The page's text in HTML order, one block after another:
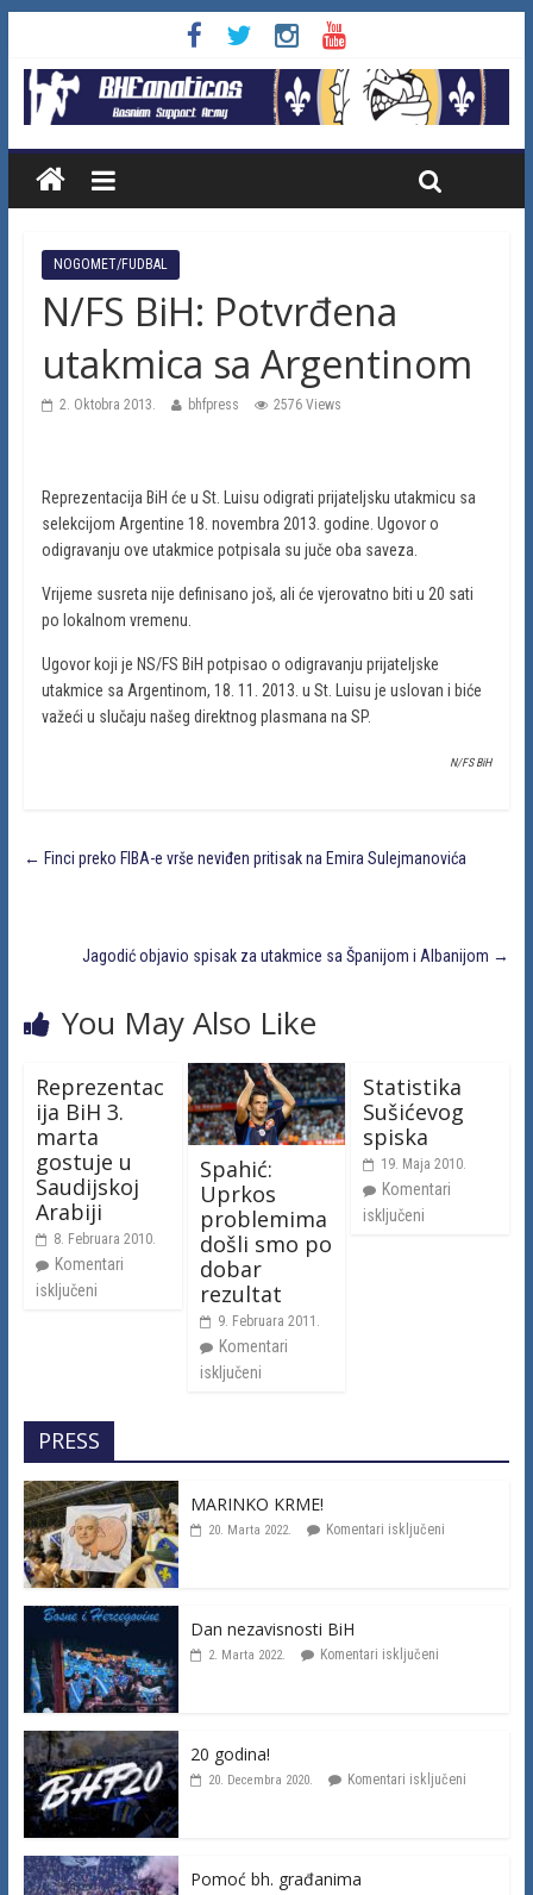
NOGOMET/FUDBAL
N/FS BiH: Potvrđena
utakmica sa Argentinom
2. Oktobra 2013. bhfpress 2576 Views
Reprezentacija BiH će u St. Luisu odigrati prijateljsku utakmicu sa
selekcijom Argentine 18. novembra 2013. godine. Ugovor o
odigravanju ove utakmice potpisala su juče oba saveza.
Vrijeme susreta nije definisano još, ali će vjerovatno biti u 20 sati
po lokalnom vremenu.
Ugovor koji je NS/FS BiH potpisao o odigravanju prijateljske
utakmice sa Argentinom, 18. 11. 2013. u St. Luisu je uslovan i biće
važeći u slučaju našeg direktnog plasmana na SP.
N/FS BiH
← Finci preko FIBA-e vrše neviđen pritisak na Emira Sulejmanovića
Jagodić objavio spisak za utakmice sa Španijom i Albanijom →
You May Also Like
Reprezentac
ija BiH 3.
marta
gostuje u
Saudijskoj
Arabiji
8. Februara 2010.
Komentari
isključeni
Spahić:
Uprkos
problemima
došli smo po
dobar
rezultat
9. Februara 2011.
Komentari
isključeni
Statistika
Sušićevog
spiska
19. Maja 2010.
Komentari
isključeni
PRESS
MARINKO KRME!
20. Marta 2022. Komentari isključeni
Dan nezavisnosti BiH
2. Marta 2022. Komentari isključeni
20 godina!
20. Decembra 2020. Komentari isključeni
Pomoć bh. građanima